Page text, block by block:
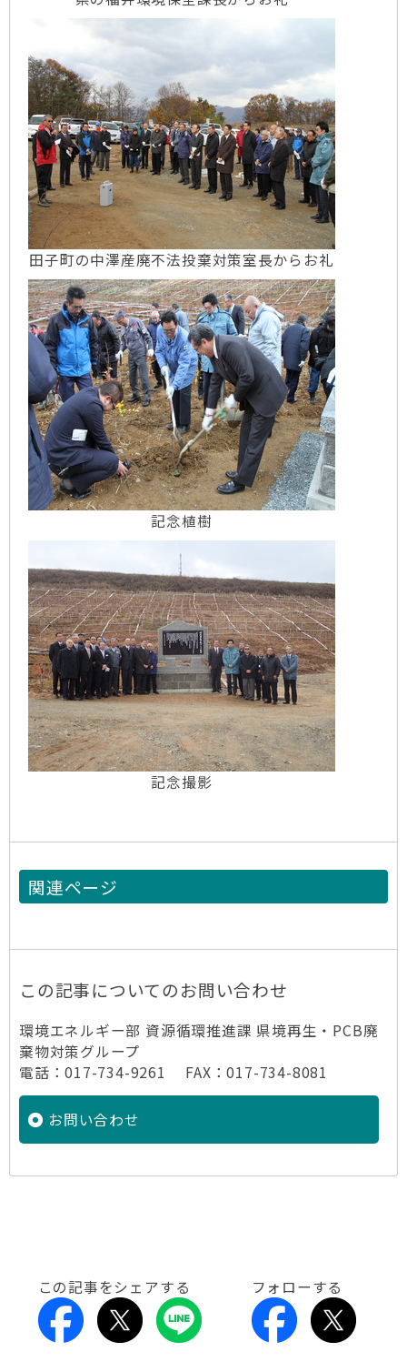
田子町の中澤産廃不法投棄対策室長からお礼
記念植樹
記念撮影
関連ページ
この記事についてのお問い合わせ
環境エネルギー部 資源循環推進課 県境再生・PCB廃
棄物対策グループ
電話：017-734-9261 FAX：017-734-8081
お問い合わせ
この記事をシェアする フォローする